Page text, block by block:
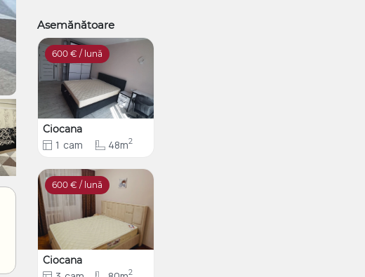
Asemănătoare
600 € / lună
Ciocana
1 cam 48m2
600 € / lună
Ciocana
2